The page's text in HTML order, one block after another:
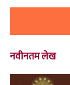
नवीनतम लेख